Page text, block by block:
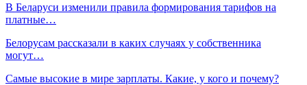
В Беларуси изменили правила формирования тарифов на
платные…
Белорусам рассказали в каких случаях у собственника
могут…
Самые высокие в мире зарплаты. Какие, у кого и почему?